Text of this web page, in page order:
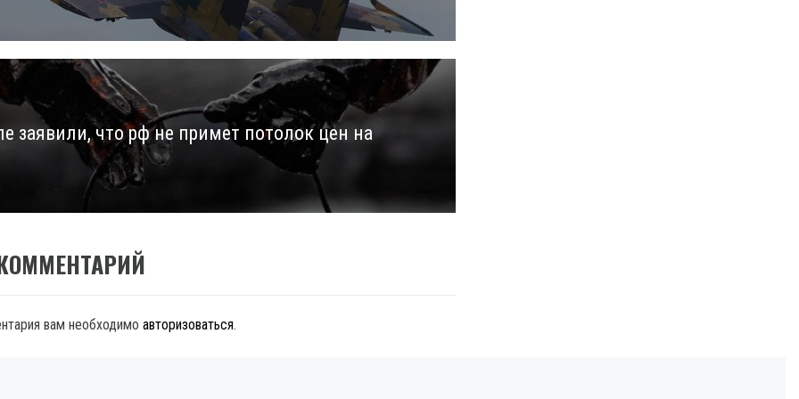
заявили, что рф не примет потолок цен на
вам необходимо авторизоваться.